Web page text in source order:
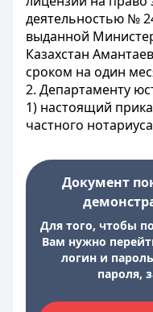
деятельностью №
выданной
Казахстан
сроком на один
2. Департаменту
1) настоящий
частного
Документ
Для того, чтобы
Вам нужно
логин и
пароля,